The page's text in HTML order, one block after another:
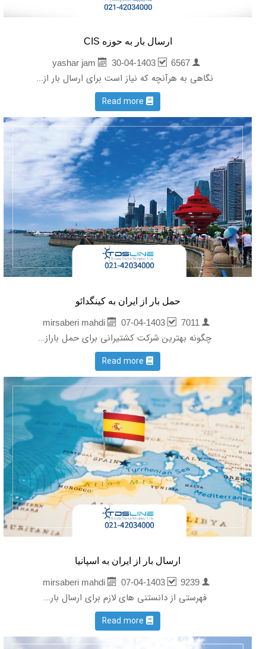
ارسال بار به حوزه CIS
yashar jam
30-04-1403 6567
نگاهی به هرآنچه که نیاز است برای ارسال بار از...
Read more
حمل بار از ایران به کینگدائو
07-04-1403 7011
چگونه بهترین شرکت کشتیرانی برای حمل باراز...
Read more
ارسال بار از ایران به اسپانیا
mirsaberi mahdi
07-04-1403 9239
فهرستی از دانستنی های لازم برای ارسال بار...
Read more